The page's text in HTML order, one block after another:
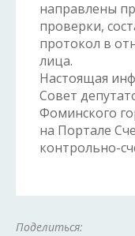
направлены
проверки,
протокол в
лица.
Настоящая
Совет
Фоминского
на Портале
контрольно-
Поделиться: